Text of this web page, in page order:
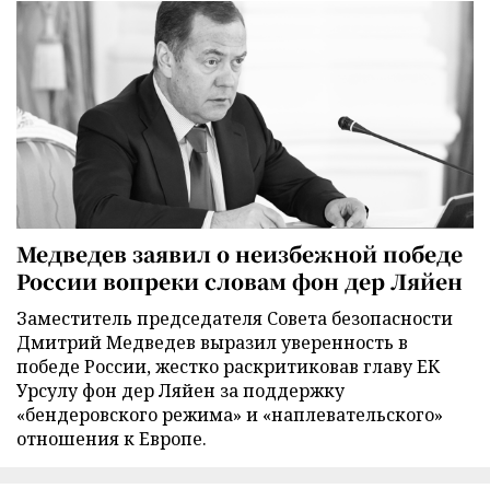
Медведев заявил о неизбежной победе
России вопреки словам фон дер Ляйен
Заместитель председателя Совета безопасности
Дмитрий Медведев выразил уверенность в
победе России, жестко раскритиковав главу ЕК
Урсулу фон дер Ляйен за поддержку
«бендеровского режима» и «наплевательского»
отношения к Европе.